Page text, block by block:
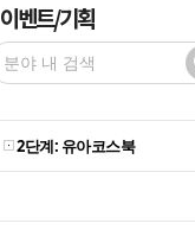
이벤트/기획
2단계: 유아코스북